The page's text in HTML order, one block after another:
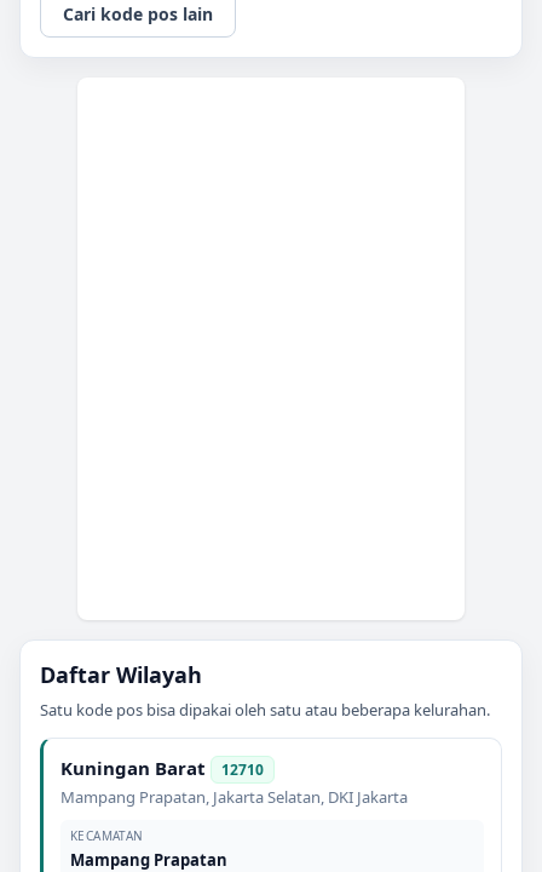
Cari kode pos lain
Daftar Wilayah
Satu kode pos bisa dipakai oleh satu atau beberapa kelurahan.
Kuningan Barat 12710
Mampang Prapatan, Jakarta Selatan, DKI Jakarta
KECAMATAN
Mampang Prapatan